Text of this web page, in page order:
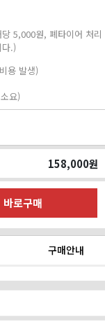
5,000원, 폐타이어 처리
.)
용 발생)
요)
158,000원
구매안내